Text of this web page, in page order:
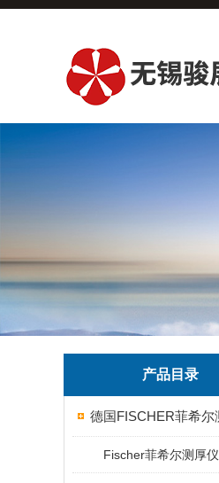
产品目录
Fischer菲希尔测厚仪